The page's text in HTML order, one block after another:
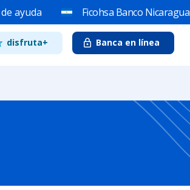
ayuda Ficohsa Banco Nicaragua
disfruta+ Banca en línea